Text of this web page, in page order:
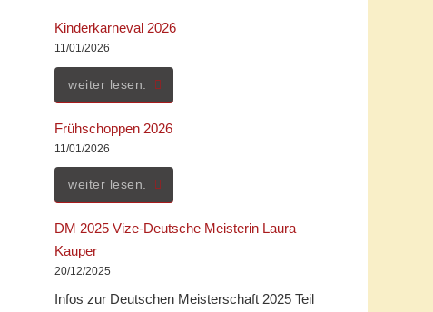
Kinderkarneval 2026
11/01/2026
weiter lesen.
Frühschoppen 2026
11/01/2026
weiter lesen.
DM 2025 Vize-Deutsche Meisterin Laura
Kauper
20/12/2025
Infos zur Deutschen Meisterschaft 2025 Teil